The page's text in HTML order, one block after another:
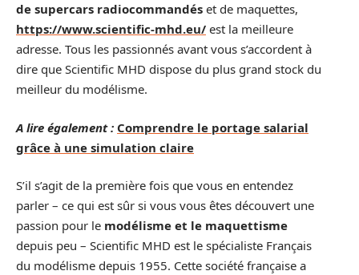
de supercars radiocommandés et de maquettes,
https://www.scientific-mhd.eu/ est la meilleure
adresse. Tous les passionnés avant vous s’accordent à
dire que Scientific MHD dispose du plus grand stock du
meilleur du modélisme.
A lire également : Comprendre le portage salarial
grâce à une simulation claire
S’il s’agit de la première fois que vous en entendez
parler – ce qui est sûr si vous vous êtes découvert une
passion pour le modélisme et le maquettisme
depuis peu – Scientific MHD est le spécialiste Français
du modélisme depuis 1955. Cette société française a